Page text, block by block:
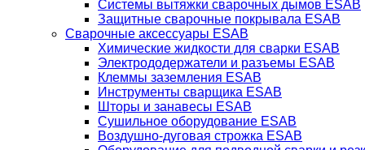
Системы вытяжки сварочных дымов ESAB
Защитные сварочные покрывала ESAB
Сварочные аксессуары ESAB
Химические жидкости для сварки ESAB
Электрододержатели и разъемы ESAB
Клеммы заземления ESAB
Инструменты сварщика ESAB
Шторы и занавесы ESAB
Сушильное оборудование ESAB
Воздушно-дуговая строжка ESAB